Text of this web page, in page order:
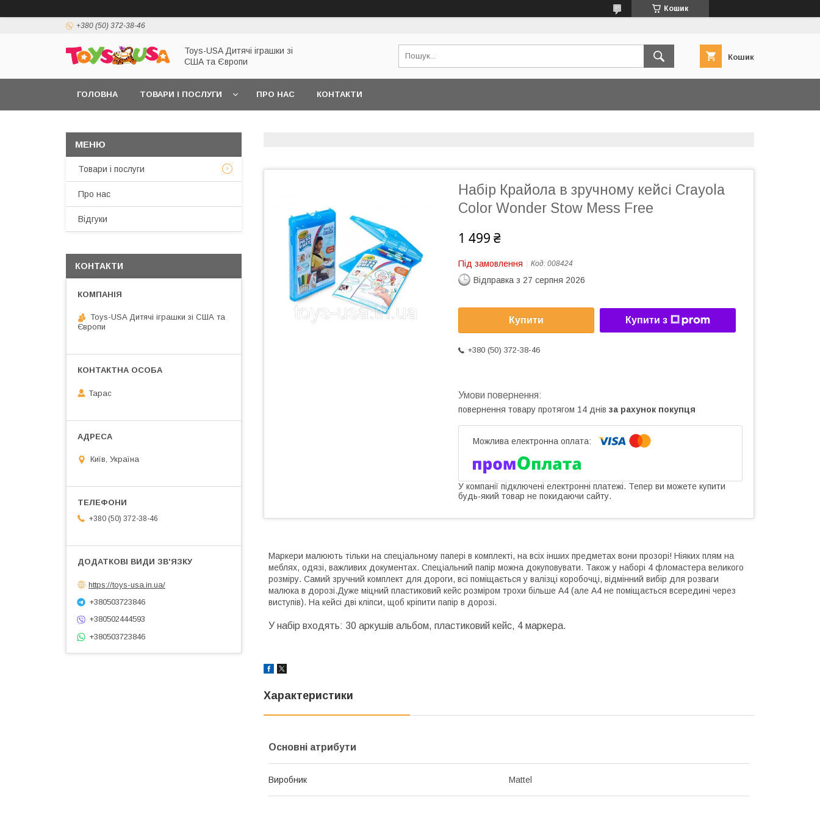
Кошик
+380 (50) 372-38-46
Toys-USA Дитячі іграшки зі
США та Європи
Кошик
ГОЛОВНА ТОВАРИ І ПОСЛУГИ ПРО НАС КОНТАКТИ
Набір Крайола в зручному кейсі Crayola
Color Wonder Stow Mess Free
1 499 ₴
Під замовлення Код: 008424
Відправка з 27 серпня 2026
Купити Купити з
+380 (50) 372-38-46
повернення товару протягом 14 днів за рахунок покупця
У компанії підключені електронні платежі. Тепер ви можете купити
будь-який товар не покидаючи сайту.
Маркери малюють тільки на спеціальному папері в комплекті, на всіх інших предметах вони прозорі! Ніяких плям на
меблях, одязі, важливих документах. Спеціальний папір можна докуповувати. Також у наборі 4 фломастера великого
розміру. Самий зручний комплект для дороги, всі поміщається у валізці коробочці, відмінний вибір для розваги
малюка в дорозі.Дуже міцний пластиковий кейс розміром трохи більше А4 (але А4 не поміщається всередині через
виступів). На кейсі дві кліпси, щоб кріпити папір в дорозі.
У набір входять: 30 аркушів альбом, пластиковий кейс, 4 маркера.
Характеристики
Основні атрибути
Виробник Mattel
Товари і послуги
Про нас
Відгуки
КОНТАКТИ
Toys-USA Дитячі іграшки зі США та
Європи
Тарас
Київ, Україна
+380 (50) 372-38-46
https://toys-usa.in.ua/
+380503723846
+380502444593
+380503723846